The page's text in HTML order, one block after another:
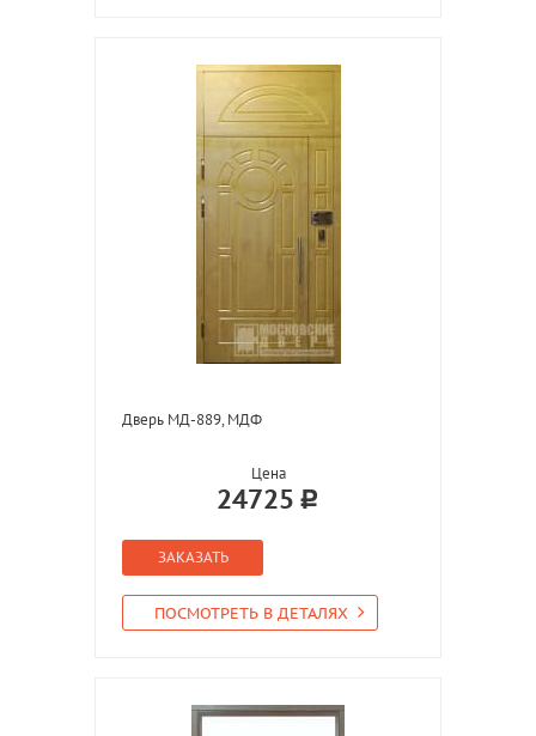
Дверь МД-889, МДФ
Цена
24725
ЗАКАЗАТЬ
ПОСМОТРЕТЬ В ДЕТАЛЯХ